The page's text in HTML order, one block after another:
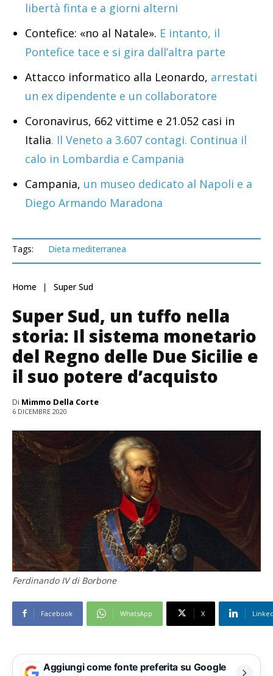
libertà finta e a giorni alterni
Contefice: «no al Natale». E intanto, il
Pontefice tace e si gira dall’altra parte
Attacco informatico alla Leonardo, arrestati
un ex dipendente e un collaboratore
Coronavirus, 662 vittime e 21.052 casi in
Italia. Il Veneto a 3.607 contagi. Continua il
calo in Lombardia e Campania
Campania, un museo dedicato al Napoli e a
Diego Armando Maradona
Tags: Dieta mediterranea
Home Super Sud
Super Sud, un tuffo nella
storia: Il sistema monetario
del Regno delle Due Sicilie e
il suo potere d’acquisto
Di Mimmo Della Corte
6 DICEMBRE 2020
Ferdinando IV di Borbone
Facebook WhatsApp X
Aggiungi come fonte preferita su Google